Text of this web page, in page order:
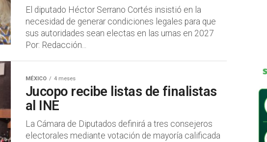
El diputado Héctor Serrano Cortés insistió en la
necesidad de generar condiciones legales para que
sus autoridades sean electas en las urnas en 2027
Por: Redacción...
MÉXICO 4 meses
Jucopo recibe listas de finalistas
al INE
La Cámara de Diputados definirá a tres consejeros
electorales mediante votación de mayoría calificada